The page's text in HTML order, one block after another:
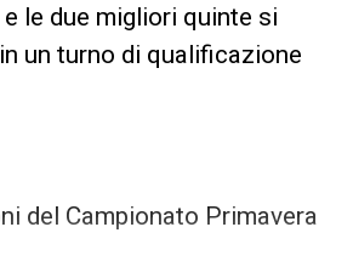
le due migliori quinte si
un turno di qualificazione
del Campionato Primavera